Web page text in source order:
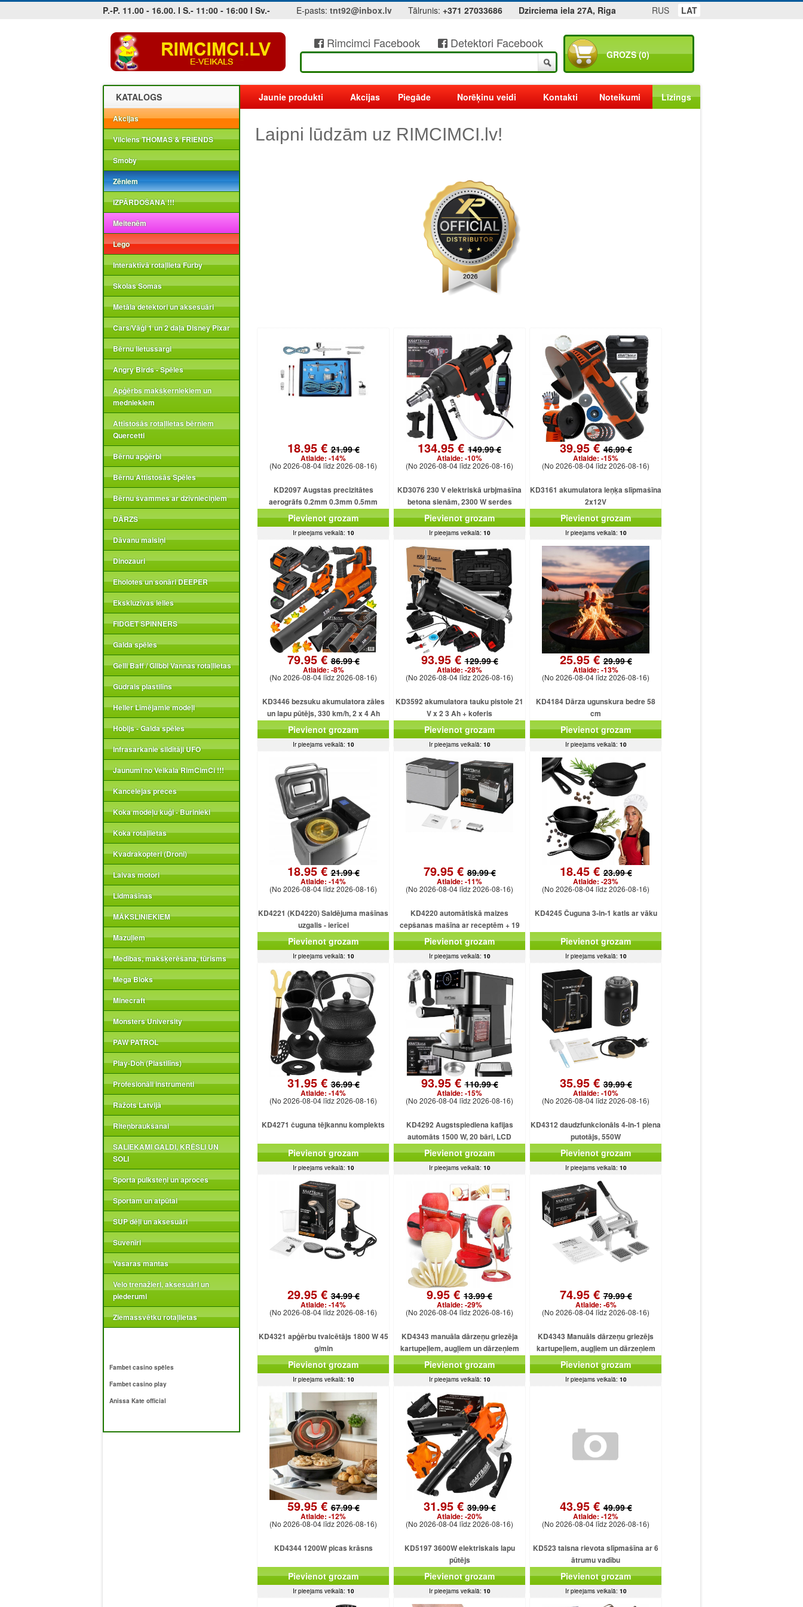
P.-P. 11.00 - 16.00. I S.- 11:00 - 16:00 I Sv.- E-pasts: tnt92@inbox.lv Tālrunis: +371 27033686 Dzirciema iela 27A, Riga LAT
RUS
Jobs at sea and maritime vacancies Rimcimci Facebook Detektori Facebook
GROZS (0)
KATALOGS
Akcijas
Vilciens THOMAS & FRIENDS
Smoby
Zēniem
IZPĀRDOŠANA !!!
Meitenēm
Lego
Interaktīvā rotaļlieta Furby
Skolas Somas
Metāla detektori un aksesuāri
Cars/Vāģi 1 un 2 daļa Disney Pixar
Bērnu lietussargi
Angry Birds - Spēles
Apģērbs makšķerniekiem un
medniekiem
Attīstošās rotaļlietas bērniem
Quercetti
Bērnu apģērbi
Bērnu Attīstošās Spēles
Bērnu švammes ar dzīvnieciņiem
DĀRZS
Dāvanu maisiņi
Dinozauri
Eholotes un sonāri DEEPER
Ekskluzīvas lelles
FIDGET SPINNERS
Galda spēles
Gelli Baff / Glibbi Vannas rotaļlietas
Gudrais plastilīns
Heller Līmējamie modeļi
Hobijs - Galda spēles
Infrasarkanie sildītāji UFO
Jaunumi no Veikala RimCimCi !!!
Kancelejas preces
Koka modeļu kuģi - Burinieki
Koka rotaļlietas
Kvadrakopteri (Droni)
Laivas motori
Lidmašīnas
MĀKSLINIEKIEM
Mazuļiem
Medības, makšķerēšana, tūrisms
Mega Bloks
Minecraft
Monsters University
PAW PATROL
Play-Doh (Plastilīns)
Profesionāli instrumenti
Ražots Latvijā
Riteņbraukšanai
SALIEKAMI GALDI, KRĒSLI UN
SOLI
Sporta pulksteņi un aproces
Sportam un atpūtai
SUP dēļi un aksesuāri
Suvenīri
Vasaras mantas
Velo trenažieri, aksesuāri un
piederumi
Ziemassvētku rotaļlietas
Fambet casino spēles
Fambet casino play
Anissa Kate official
Jaunie produkti Akcijas Piegāde Norēķinu veidi Kontakti Noteikumi Līzings
Laipni lūdzām uz RIMCIMCI.lv!
18.95 €21.99 €
Atlaide: -14%
(No 2026-08-04 līdz 2026-08-16)
KD2097 Augstas precizitātes
aerogrāfs 0.2mm 0.3mm 0.5mm
Pievienot grozam
Ir pieejams veikalā: 10
134.95 € 149.99 €
Atlaide: -10%
(No 2026-08-04 līdz 2026-08-16)
KD3076 230 V elektriskā urbjmašīna
betona sienām, 2300 W serdes
urbjmašīna ar dzesēšanu
Pievienot grozam
Ir pieejams veikalā: 10
39.95 €46.99 €
Atlaide: -15%
(No 2026-08-04 līdz 2026-08-16)
KD3161 akumulatora leņķa slīpmašīna
2x12V
Pievienot grozam
Ir pieejams veikalā: 10
79.95 €86.99 €
Atlaide: -8%
(No 2026-08-04 līdz 2026-08-16)
KD3446 bezsuku akumulatora zāles
un lapu pūtējs, 330 km/h, 2 x 4 Ah
akumulatori.
Pievienot grozam
Ir pieejams veikalā: 10
93.95 €129.99 €
Atlaide: -28%
(No 2026-08-04 līdz 2026-08-16)
KD3592 akumulatora tauku pistole 21
V x 2 3 Ah + koferis
Pievienot grozam
Ir pieejams veikalā: 10
25.95 €29.99 €
Atlaide: -13%
(No 2026-08-04 līdz 2026-08-16)
KD4184 Dārza ugunskura bedre 58
cm
Pievienot grozam
Ir pieejams veikalā: 10
18.95 €21.99 €
Atlaide: -14%
(No 2026-08-04 līdz 2026-08-16)
KD4221 (KD4220) Saldējuma mašīnas
uzgalis - ierīcei
Pievienot grozam
Ir pieejams veikalā: 10
79.95 €89.99 €
Atlaide: -11%
(No 2026-08-04 līdz 2026-08-16)
KD4220 automātiskā maizes
cepšanas mašīna ar receptēm + 19
programmām + saldējumu
Pievienot grozam
Ir pieejams veikalā: 10
18.45 €23.99 €
Atlaide: -23%
(No 2026-08-04 līdz 2026-08-16)
KD4245 Čuguna 3-in-1 katls ar vāku
Pievienot grozam
Ir pieejams veikalā: 10
31.95 €36.99 €
Atlaide: -14%
(No 2026-08-04 līdz 2026-08-16)
KD4271 čuguna tējkannu komplekts
Pievienot grozam
Ir pieejams veikalā: 10
93.95 €110.99 €
Atlaide: -15%
(No 2026-08-04 līdz 2026-08-16)
KD4292 Augstspiediena kafijas
automāts 1500 W, 20 bāri, LCD
displejs
Pievienot grozam
Ir pieejams veikalā: 10
35.95 €39.99 €
Atlaide: -10%
(No 2026-08-04 līdz 2026-08-16)
KD4312 daudzfunkcionāls 4-in-1 piena
putotājs, 550W
Pievienot grozam
Ir pieejams veikalā: 10
29.95 €34.99 €
Atlaide: -14%
(No 2026-08-04 līdz 2026-08-16)
KD4321 apģērbu tvaicētājs 1800 W 45
g/min
Pievienot grozam
Ir pieejams veikalā: 10
9.95 € 13.99 €
Atlaide: -29%
(No 2026-08-04 līdz 2026-08-16)
KD4343 manuāla dārzeņu griezēja
kartupeļiem, augļiem un dārzeņiem
Pievienot grozam
Ir pieejams veikalā: 10
74.95 €79.99 €
Atlaide: -6%
(No 2026-08-04 līdz 2026-08-16)
KD4343 Manuāls dārzeņu griezējs
kartupeļiem, augļiem un dārzeņiem
Pievienot grozam
Ir pieejams veikalā: 10
59.95 €67.99 €
Atlaide: -12%
(No 2026-08-04 līdz 2026-08-16)
KD4344 1200W picas krāsns
Pievienot grozam
Ir pieejams veikalā: 10
31.95 €39.99 €
Atlaide: -20%
(No 2026-08-04 līdz 2026-08-16)
KD5197 3600W elektriskais lapu
pūtējs
Pievienot grozam
Ir pieejams veikalā: 10
43.95 €49.99 €
Atlaide: -12%
(No 2026-08-04 līdz 2026-08-16)
KD523 taisna rievota slīpmašīna ar 6
ātrumu vadību
Pievienot grozam
Ir pieejams veikalā: 10